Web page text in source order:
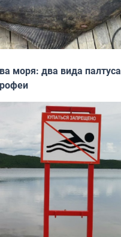
моря: два вида палтуса